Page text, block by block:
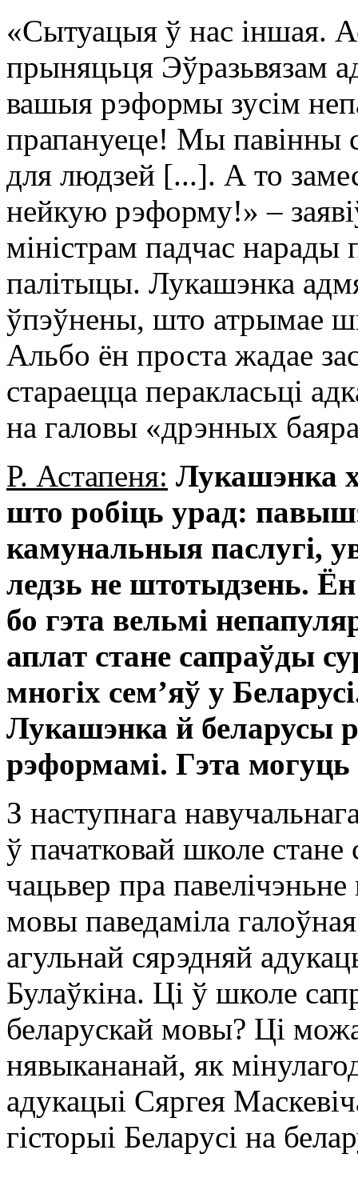
«Сытуацыя ў нас іншая.
прыняцьця Эўразьвязам
вашыя рэформы зусім
прапануеце! Мы павінны
для людзей [...]. А то
нейкую рэформу!» –
міністрам падчас нарады
палітыцы. Лукашэнка
ўпэўнены, што атрымае
Альбо ён проста жадае
стараецца перакласьці
на галовы «дрэнных
Р. Астапеня: Лукашэнка
што робіць урад:
камунальныя паслугі,
ледзь не штотыдзень.
бо гэта вельмі
аплат стане сапраўды
многіх сем’яў у
Лукашэнка й беларусы
рэформамі. Гэта
З наступнага
ў пачатковай школе
чацьвер пра павелічэньне
мовы паведаміла
агульнай сярэдняй
Булаўкіна. Ці ў школе
беларускай мовы? Ці
нявыкананай, як
адукацыі Сяргея
гісторыі Беларусі на